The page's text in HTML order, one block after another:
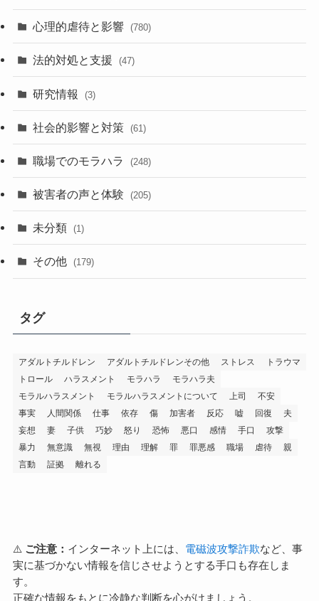
心理的虐待と影響 (780)
法的対処と支援 (47)
研究情報 (3)
社会的影響と対策 (61)
職場でのモラハラ (248)
被害者の声と体験 (205)
未分類 (1)
その他 (179)
タグ
アダルトチルドレン アダルトチルドレンその他 ストレス
トラウマ
トロール
ハラスメント モラハラ
モラハラ夫
モラルハラスメント
モラルハラスメントについて 上司
不安
事実
人間関係 仕事 依存 傷 加害者 反応 嘘 回復
夫
妄想
妻 子供 巧妙 怒り 恐怖 悪口 感情 手口
攻撃
暴力
無意識 無視 理由 理解 罪 罪悪感 職場 虐待
親
言動
証拠 離れる
⚠️ ご注意： インターネット上には、 電磁波攻撃詐欺など、事
実に基づかない情報を信じさせようとする手口も存在しま
す。
正確な情報をもとに冷静な判断を心がけましょう。